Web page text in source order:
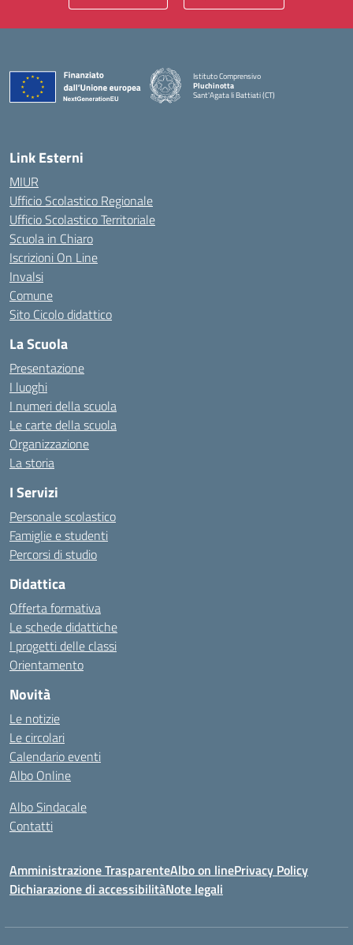
Istituto Comprensivo
Pluchinotta
Sant'Agata li Battiati (CT)
— Visita la pagina iniziale della scuola
Link Esterni
MIUR
Ufficio Scolastico Regionale
Ufficio Scolastico Territoriale
Scuola in Chiaro
Iscrizioni On Line
Invalsi
Comune
Sito Cicolo didattico
La Scuola
Presentazione
I luoghi
I numeri della scuola
Le carte della scuola
Organizzazione
La storia
I Servizi
Personale scolastico
Famiglie e studenti
Percorsi di studio
Didattica
Offerta formativa
Le schede didattiche
I progetti delle classi
Orientamento
Novità
Le notizie
Le circolari
Calendario eventi
Albo Online
Albo Sindacale
Contatti
Amministrazione TrasparenteAlbo on linePrivacy Policy
Dichiarazione di accessibilitàNote legali